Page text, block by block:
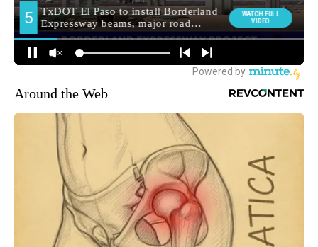
Around the Web